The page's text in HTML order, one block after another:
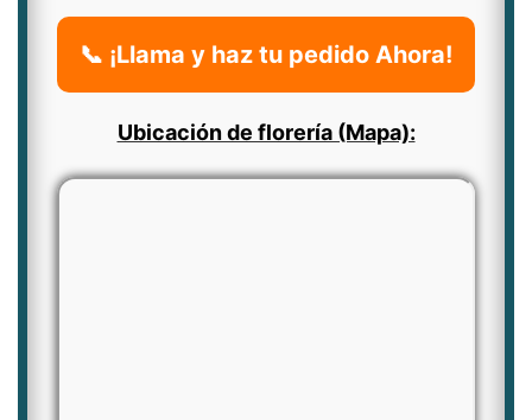
📞 ¡Llama y haz tu pedido Ahora!
Ubicación de florería (Mapa):